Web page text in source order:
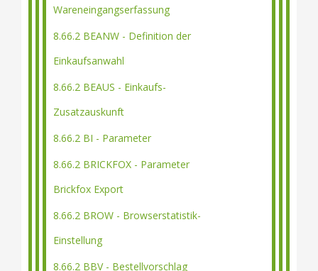
Wareneingangserfassung
8.66.2 BEANW - Definition der
Einkaufsanwahl
8.66.2 BEAUS - Einkaufs-
Zusatzauskunft
8.66.2 BI - Parameter
8.66.2 BRICKFOX - Parameter
Brickfox Export
8.66.2 BROW - Browserstatistik-
Einstellung
8.66.2 BBV - Bestellvorschlag